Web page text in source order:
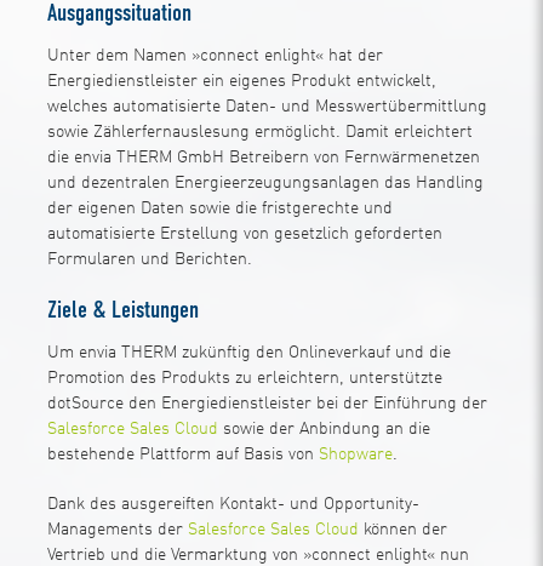
Ausgangssituation
Unter dem Namen »connect enlight« hat der
Energiedienstleister ein eigenes Produkt entwickelt,
welches automatisierte Daten- und Messwertübermittlung
sowie Zählerfernauslesung ermöglicht. Damit erleichtert
die envia THERM GmbH Betreibern von Fernwärmenetzen
und dezentralen Energieerzeugungsanlagen das Handling
der eigenen Daten sowie die fristgerechte und
automatisierte Erstellung von gesetzlich geforderten
Formularen und Berichten.
Ziele & Leistungen
Um envia THERM zukünftig den Onlineverkauf und die
Promotion des Produkts zu erleichtern, unterstützte
dotSource den Energiedienstleister bei der Einführung der
Salesforce Sales Cloud sowie der Anbindung an die
bestehende Plattform auf Basis von Shopware.
Dank des ausgereiften Kontakt- und Opportunity-
Managements der Salesforce Sales Cloud können der
Vertrieb und die Vermarktung von »connect enlight« nun